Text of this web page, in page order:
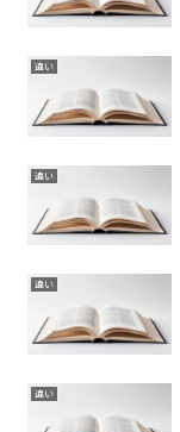
違い
違い
違い
違い